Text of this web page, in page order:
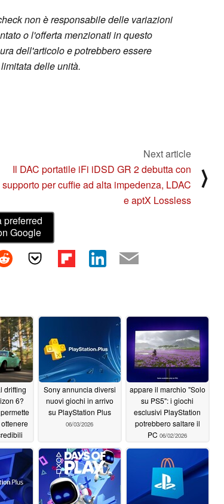
non è responsabile delle variazioni
o l'offerta menzionati in questo
dell'articolo e potrebbero essere
delle unità.
Next article
Il DAC portatile iFi iDSD GR 2 debutta con
supporto per cuffie ad alta impedenza, LDAC
e aptX Lossless
⟩
preferred
Google
drifting
6?
Sony annuncia diversi
nuovi giochi in arrivo
su PlayStation Plus
06/03/2026
appare il marchio "Solo
su PS5": i giochi
esclusivi PlayStation
potrebbero saltare il
PC 06/02/2026